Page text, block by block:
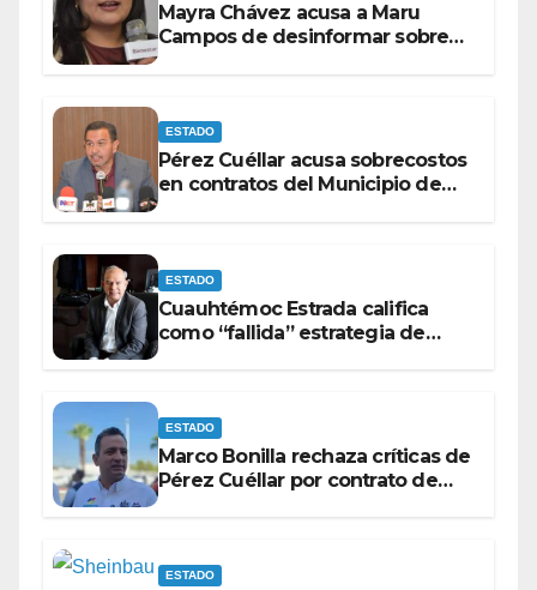
Mayra Chávez acusa a Maru
Campos de desinformar sobre
ESTADO
Pérez Cuéllar acusa sobrecostos
en contratos del Municipio de
ESTADO
Cuauhtémoc Estrada califica
como “fallida” estrategia de
ESTADO
Marco Bonilla rechaza críticas de
Pérez Cuéllar por contrato de
ESTADO